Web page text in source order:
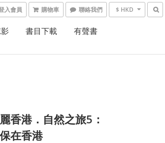
入會員 購物車 聯絡我們 $ HKD
書目下載 有聲書
香港．自然之旅5：
在香港